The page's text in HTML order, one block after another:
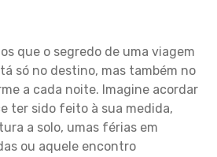
que o segredo de uma viagem
só no destino, mas também no
a cada noite. Imagine acordar
ter sido feito à sua medida,
a solo, umas férias em
ou aquele encontro